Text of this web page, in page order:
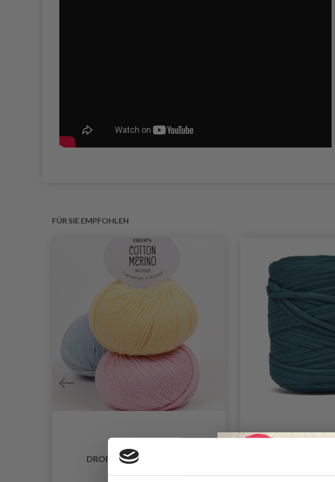
FÜR SIE EMPFOHLEN
DROPS COTTON MERINO
EUR 3.20 EUR